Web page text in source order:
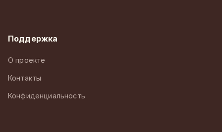
Поддержка
О проекте
Контакты
Конфиденциальность